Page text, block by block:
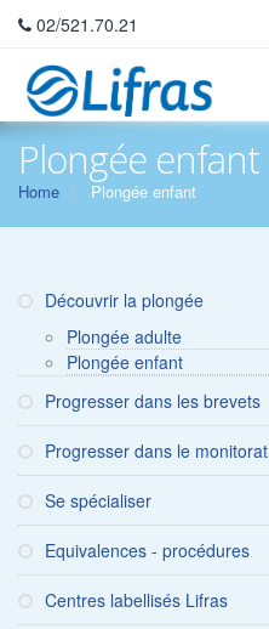
02/521.70.21
Plongée enfant
Home Plongée enfant
Découvrir la plongée
Plongée adulte
Plongée enfant
Progresser dans les brevets
Progresser dans le monitorat
Se spécialiser
Equivalences - procédures
Centres labellisés Lifras